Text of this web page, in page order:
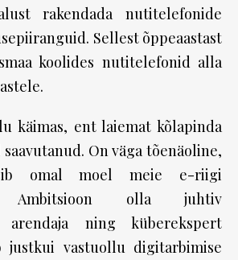
rakendada nutitelefonide
Sellest õppeaastast
koolides nutitelefonid alla
käimas, ent laiemat kõlapinda
On väga tõenäoline,
omal moel meie e-riigi
Ambitsioon olla juhtiv
arendaja ning küberekspert
justkui vastuollu digitarbimise